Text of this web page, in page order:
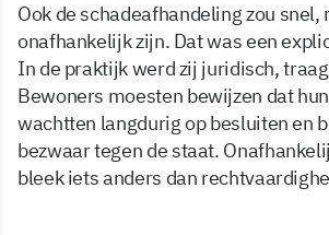
Ook de schadeafhandeling zou
onafhankelijk zijn. Dat was een
In de praktijk werd zij juridisch,
Bewoners moesten bewijzen dat
wachtten langdurig op besluiten en
bezwaar tegen de staat.
bleek iets anders dan